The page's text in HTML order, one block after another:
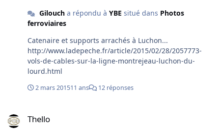
roulement auquel appartient les JT que tu effectues.
Giloucha répondu à YBE situé dans Photos
ferroviaires
Catenaire et supports arrachés à Luchon...
http://www.ladepeche.fr/article/2015/02/28/2057773-
vols-de-cables-sur-la-ligne-montrejeau-luchon-du-
lourd.html
2 mars 201511 ans 12 réponses
Thello